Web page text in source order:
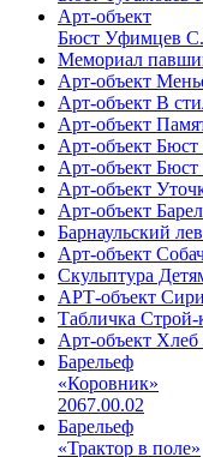
Арт-объект
Бюст Уфимцев
Мемориал
Арт-объект
Арт-объект В
Арт-объект
Арт-объект
Арт-объект
Арт-объект
Арт-объект
Барнаульский
Арт-объект
Скульптура
АРТ-объект
Табличка Строй-
Арт-объект Хлеб
Барельеф
«Коровник»
2067.00.02
Барельеф
«Трактор в поле»